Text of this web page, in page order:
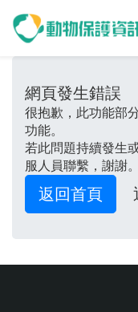
動物保護資
網頁發生錯誤
很抱歉，此功能部
功能。
若此問題持續發生
服人員聯繫，謝謝。
返回首頁